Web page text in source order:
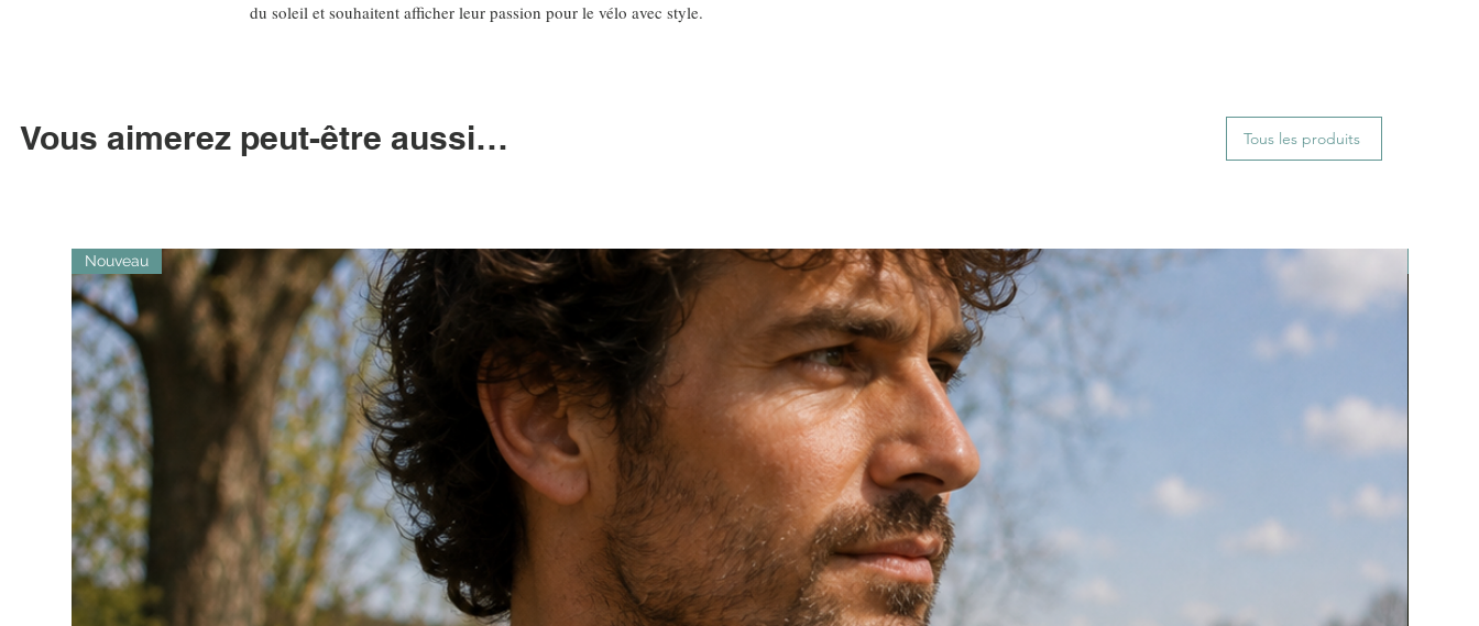
du soleil et souhaitent afficher leur passion pour le vélo avec style.
Vous aimerez peut-être aussi… Tous les produits
Nouveau